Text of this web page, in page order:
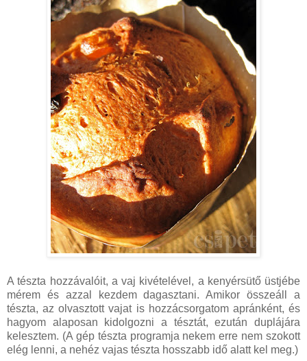
A tészta hozzávalóit, a vaj kivételével, a kenyérsütő üstjébe
mérem és azzal kezdem dagasztani. Amikor összeáll a
tészta, az olvasztott vajat is hozzácsorgatom apránként, és
hagyom alaposan kidolgozni a tésztát, ezután duplájára
kelesztem. (A gép tészta programja nekem erre nem szokott
elég lenni, a nehéz vajas tészta hosszabb idő alatt kel meg.)